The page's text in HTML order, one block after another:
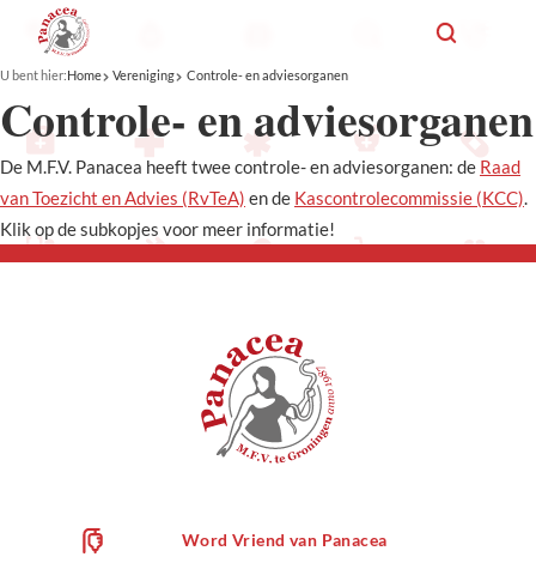
U bent hier:Home Vereniging Controle- en adviesorganen
Controle- en adviesorganen
De M.F.V. Panacea heeft twee controle- en adviesorganen: de Raad
van Toezicht en Advies (RvTeA) en de Kascontrolecommissie (KCC).
Klik op de subkopjes voor meer informatie!
Word Vriend van Panacea